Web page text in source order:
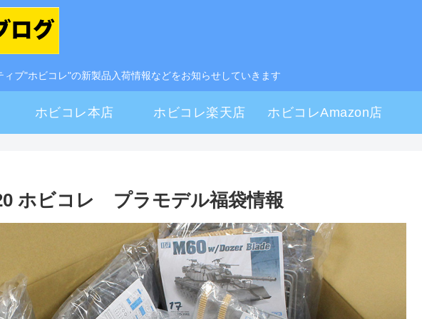
ブ"ホビコレ"の新製品入荷情報などをお知らせしていきます
ホビコレ本店 ホビコレ楽天店 ホビコレAmazon店
ホビコレ プラモデル福袋情報